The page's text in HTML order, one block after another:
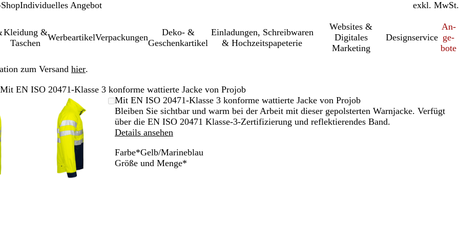
Individuelles Angebot inkl. MwSt.
exkl. MwSt.
Kleidung &
Taschen
WerbeartikelVerpackungen
Deko- &
Geschenkartikel
Einl­a­dung­en, Schreib­wa­ren
& Hochzeitspapeterie
Websites &
Digitales
Marketing
Designservice
An­­
ge­­
bo­­te
zum Versand hier.
Mit EN ISO 20471-Klasse 3 konforme wattierte Jacke von Projob
verkleinerbaresVergrößer-/verkleinerbares
Bild
Zoom
auf
Minimum
Klicken
zum
Vergrößern
Verwenden
Sie
die
Tasten
+
und
-
zum
Mit EN ISO 20471-Klasse 3 konforme wattierte Jacke von Projob
Bleiben Sie sichtbar und warm bei der Arbeit mit dieser gepolsterten Warnjacke. Verfügt
über die EN ISO 20471 Klasse-3-Zertifizierung und reflektierendes Band.
Details ansehen
Farbe*Gelb/Marineblau
G
G
Größe und Menge*